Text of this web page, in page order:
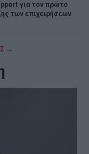
για τον πρώτο
των επιχειρήσεων
→